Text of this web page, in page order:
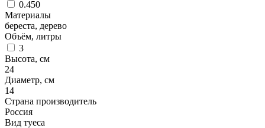
0.450
Материалы
береста, дерево
Объём, литры
3
Высота, см
24
Диаметр, см
14
Страна производитель
Россия
Вид туеса